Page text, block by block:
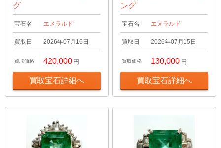
グ
宝石名 エメラルド
買取日 2026年07月16日
買取価格 420,000 円
買取宝石詳細へ
ング
宝石名 エメラルド
買取日 2026年07月15日
買取価格 130,000 円
買取宝石詳細へ